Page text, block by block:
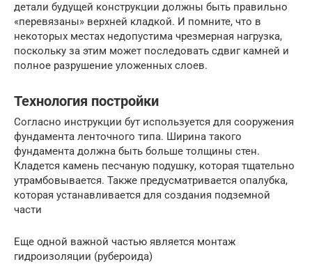
детали будущей конструкции должны быть правильно
«перевязаны» верхней кладкой. И помните, что в
некоторых местах недопустима чрезмерная нагрузка,
поскольку за этим может последовать сдвиг камней и
полное разрушение уложенных слоев.
Технология постройки
Согласно инструкции бут используется для сооружения
фундамента ленточного типа. Ширина такого
фундамента должна быть больше толщины стен.
Кладется камень песчаную подушку, которая тщательно
утрамбовывается. Также предусматривается опалубка,
которая устанавливается для создания подземной
части
Еще одной важной частью является монтаж
гидроизоляции (рубероида)